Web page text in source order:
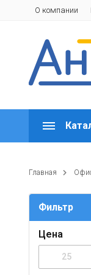
О компании
Главная
Фильтр
Цена